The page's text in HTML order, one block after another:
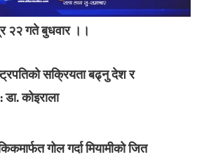
२२ गते बुधवार ।।
सक्रियता बढ्नु देश र
कोइराला
गोल गर्दा मियामीको जित